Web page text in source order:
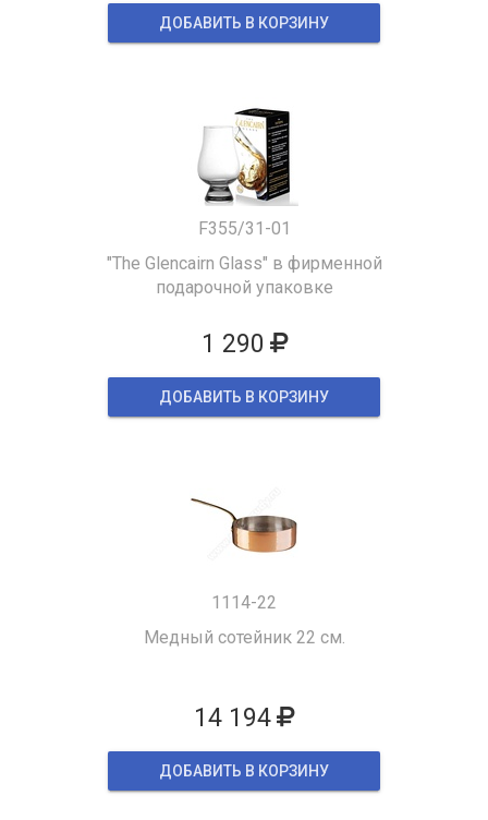
ДОБАВИТЬ В КОРЗИНУ
F355/31-01
"The Glencairn Glass" в фирменной
подарочной упаковке
1 290
ДОБАВИТЬ В КОРЗИНУ
1114-22
Медный сотейник 22 см.
14 194
ДОБАВИТЬ В КОРЗИНУ